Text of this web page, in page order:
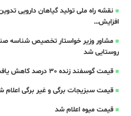
نقشه راه ملی تولید گیاهان دارویی
افزایش…
مشاور وزیر خواستار تخصیص شناسه
روستایی شد
قیمت گوسفند زنده 30 درصد کاهش یافت؛ گوشت ارزان نشد
قیمت سبزیجات برگی و غیر برگی اعلام
قیمت میوه اعلام شد